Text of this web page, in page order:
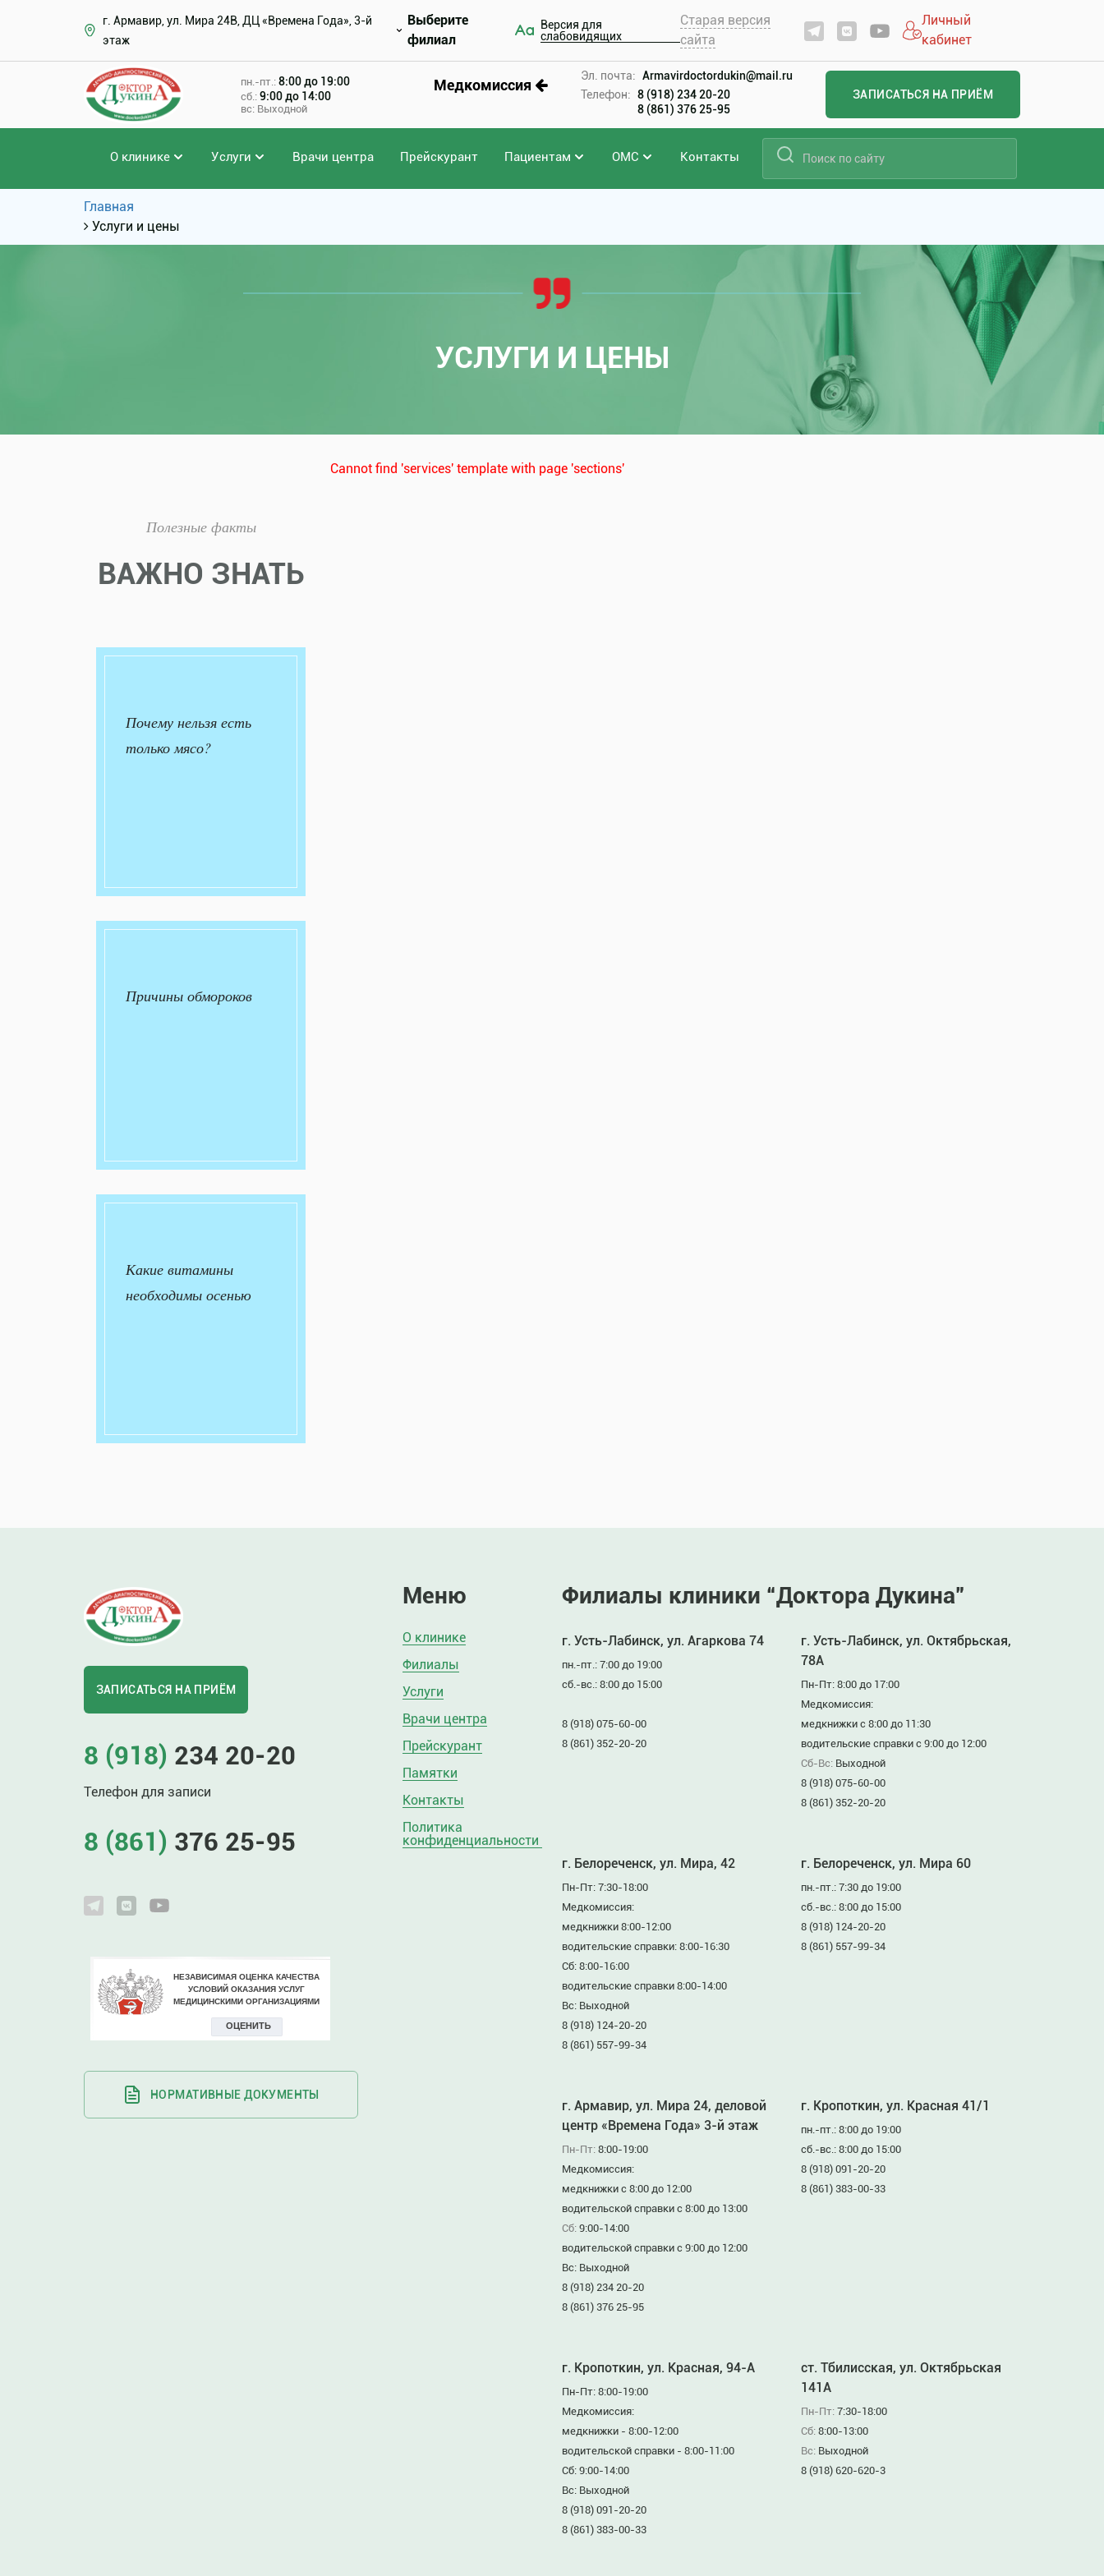
г. Армавир, ул. Мира 24В, ДЦ «Времена Года», 3-й
этаж
Выберите
филиал
Версия для
слабовидящих
Старая версия
сайта
Личный
кабинет
пн.-пт.:8:00 до 19:00
сб.:9:00 до 14:00
вс: Выходной
Медкомиссия
Эл. почта: Armavirdoctordukin@mail.ru
Телефон: 8 (918) 234 20-20
8 (861) 376 25-95
ЗАПИСАТЬСЯ НА ПРИЁМ
О клинике Услуги Врачи центра Прейскурант Пациентам ОМС Контакты
Главная
Услуги и цены
УСЛУГИ И ЦЕНЫ
Cannot find 'services' template with page 'sections'
Полезные факты
ВАЖНО ЗНАТЬ
Почему нельзя есть
только мясо?
Причины обмороков
Какие витамины
необходимы осенью
ЗАПИСАТЬСЯ НА ПРИЁМ
8 (918) 234 20-20
Телефон для записи
8 (861) 376 25-95
НОРМАТИВНЫЕ ДОКУМЕНТЫ
Меню
О клинике
Филиалы
Услуги
Врачи центра
Прейскурант
Памятки
Контакты
Политика
конфиденциальности
Филиалы клиники “Доктора Дукина”
г. Усть-Лабинск, ул. Агаркова 74
пн.-пт.: 7:00 до 19:00
сб.-вс.: 8:00 до 15:00
8 (918) 075-60-00
8 (861) 352-20-20
г. Усть-Лабинск, ул. Октябрьская,
78А
Пн-Пт: 8:00 до 17:00
Медкомиссия:
медкнижки с 8:00 до 11:30
водительские справки с 9:00 до 12:00
Сб-Вс: Выходной
8 (918) 075-60-00
8 (861) 352-20-20
г. Белореченск, ул. Мира, 42
Пн-Пт: 7:30-18:00
Медкомиссия:
медкнижки 8:00-12:00
водительские справки: 8:00-16:30
Сб: 8:00-16:00
водительские справки 8:00-14:00
Вс: Выходной
8 (918) 124-20-20
8 (861) 557-99-34
г. Белореченск, ул. Мира 60
пн.-пт.: 7:30 до 19:00
сб.-вс.: 8:00 до 15:00
8 (918) 124-20-20
8 (861) 557-99-34
г. Армавир, ул. Мира 24, деловой
центр «Времена Года» 3-й этаж
Пн-Пт: 8:00-19:00
Медкомиссия:
медкнижки с 8:00 до 12:00
водительской справки с 8:00 до 13:00
Сб: 9:00-14:00
водительской справки с 9:00 до 12:00
Вс: Выходной
8 (918) 234 20-20
8 (861) 376 25-95
г. Кропоткин, ул. Красная 41/1
пн.-пт.: 8:00 до 19:00
сб.-вс.: 8:00 до 15:00
8 (918) 091-20-20
8 (861) 383-00-33
г. Кропоткин, ул. Красная, 94-А
Пн-Пт: 8:00-19:00
Медкомиссия:
медкнижки - 8:00-12:00
водительской справки - 8:00-11:00
Сб: 9:00-14:00
Вс: Выходной
8 (918) 091-20-20
8 (861) 383-00-33
ст. Тбилисская, ул. Октябрьская
141А
Пн-Пт: 7:30-18:00
Сб: 8:00-13:00
Вс: Выходной
8 (918) 620-620-3